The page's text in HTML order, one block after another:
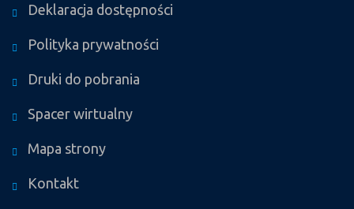
Deklaracja dostępności
Polityka prywatności
Druki do pobrania
Spacer wirtualny
Mapa strony
Kontakt